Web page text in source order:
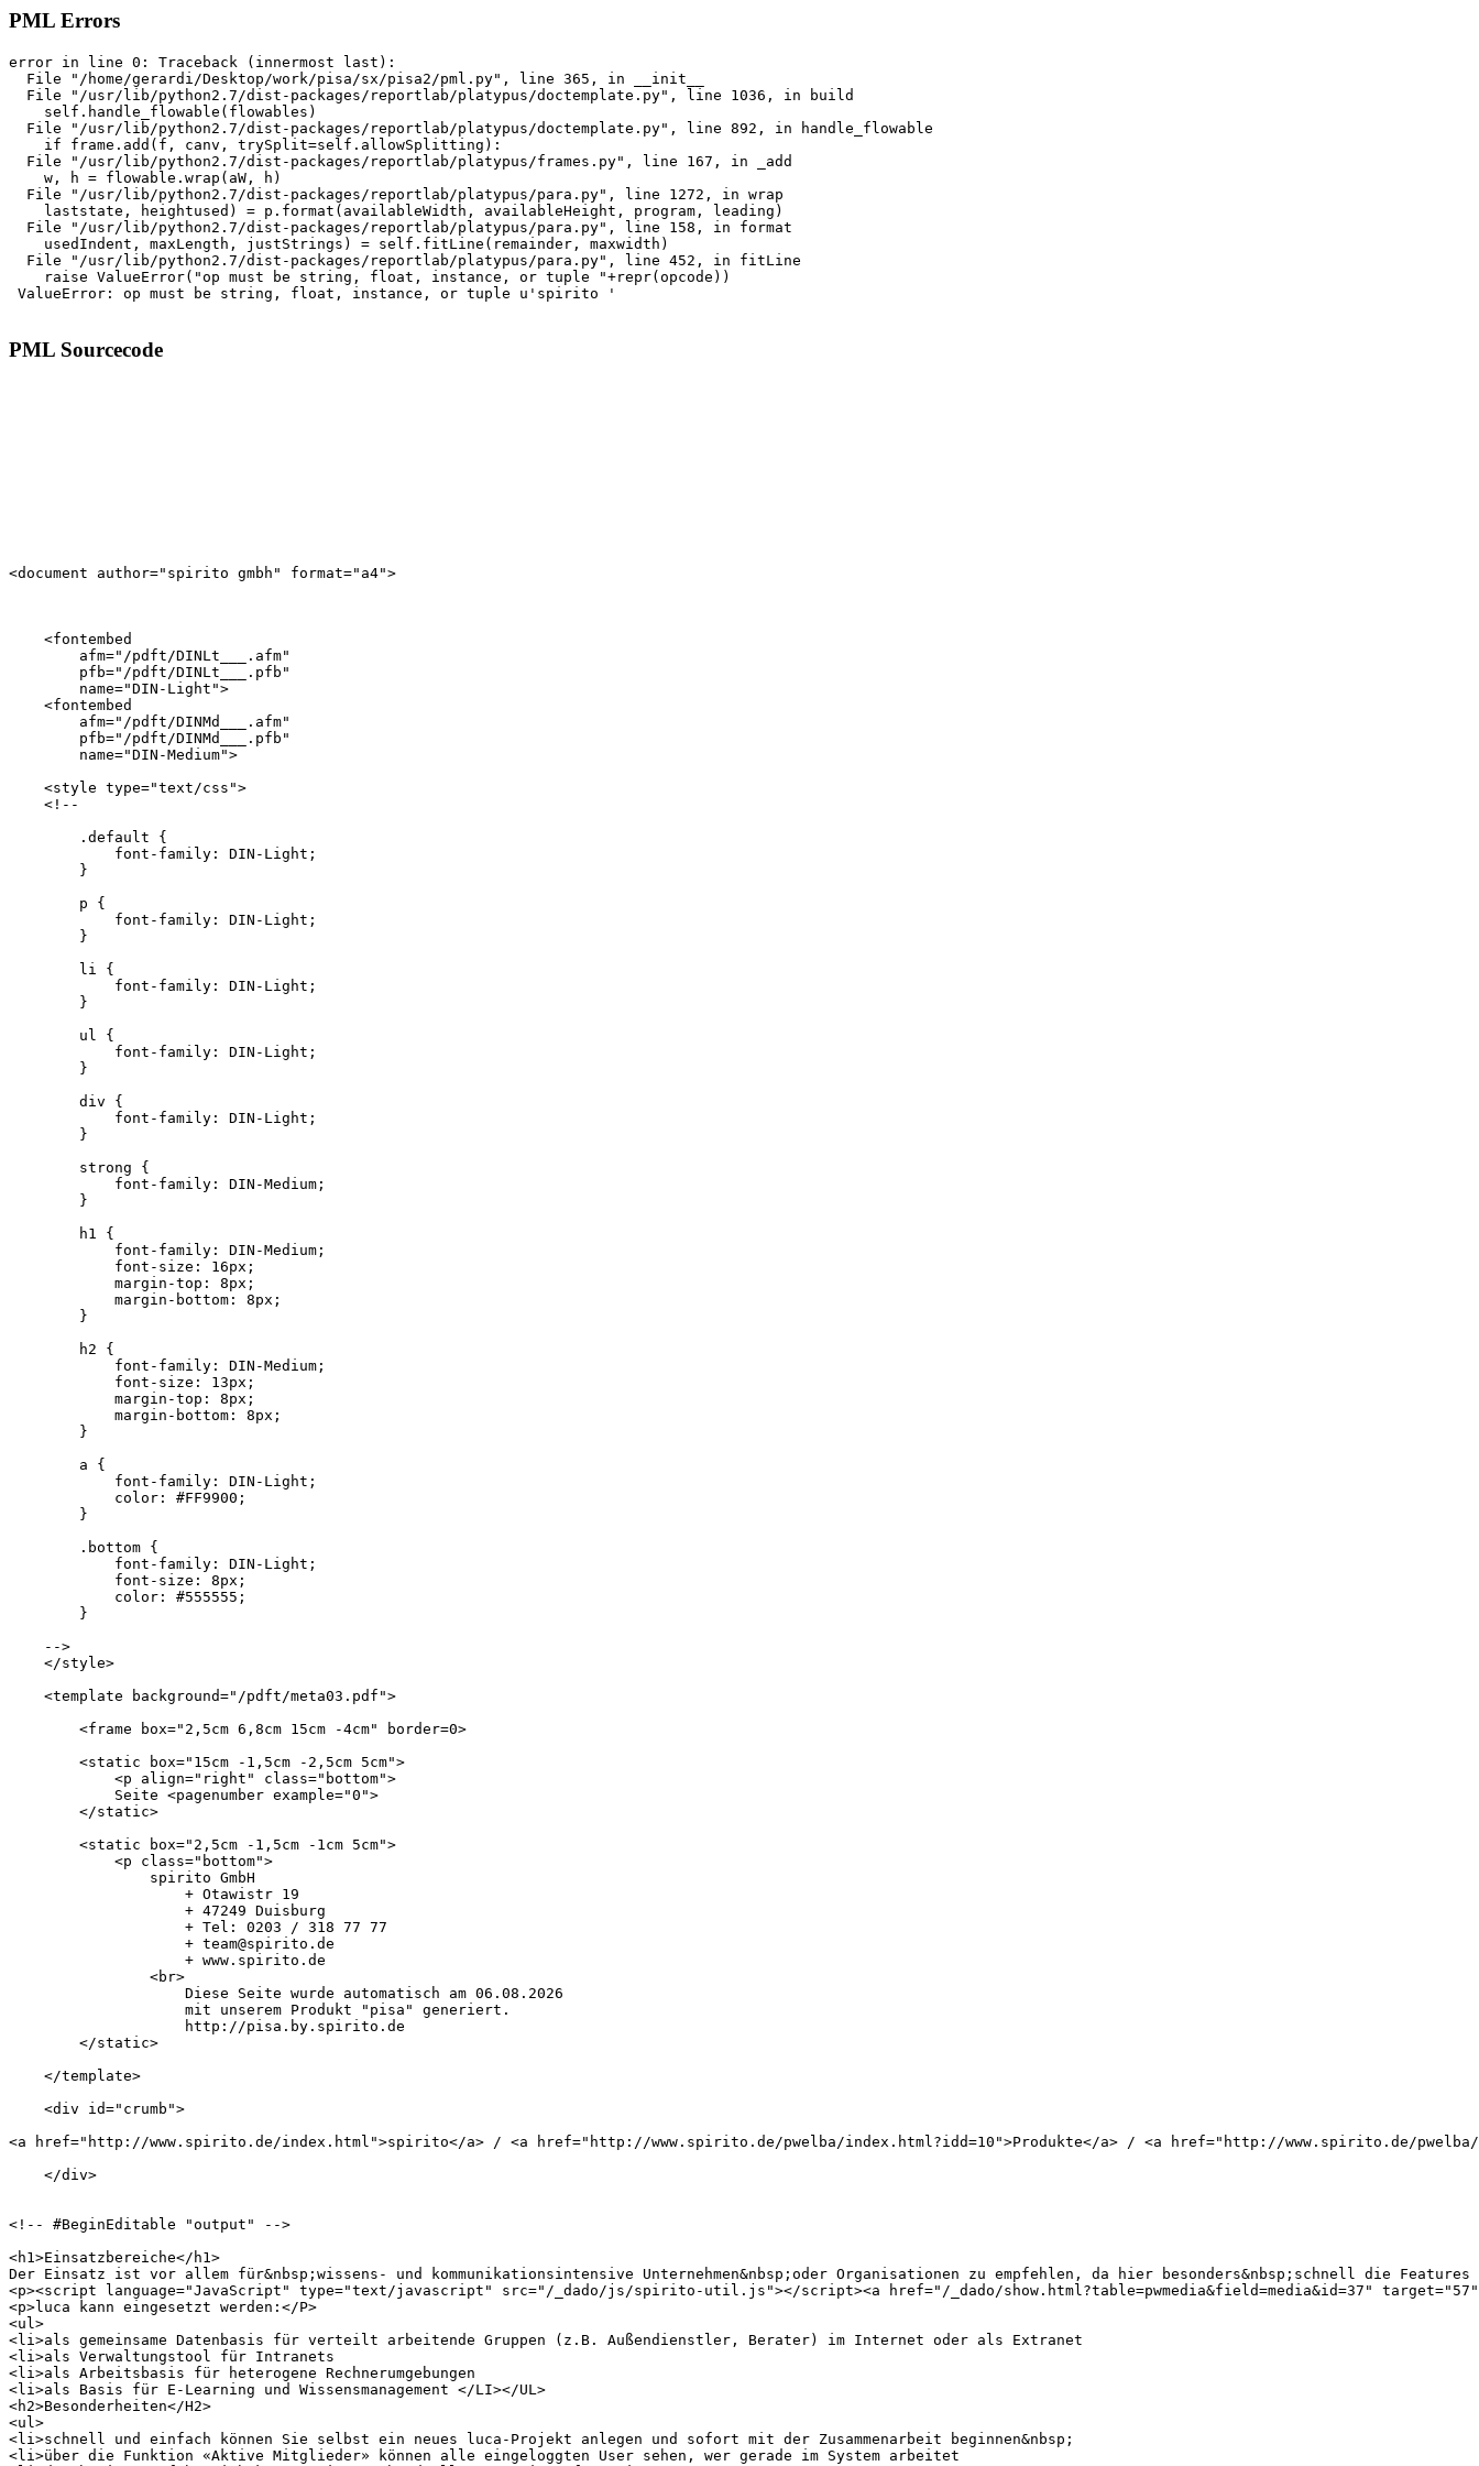
PML Errors
error in line 0: Traceback (innermost last):
  File "/home/gerardi/Desktop/work/pisa/sx/pisa2/pml.py", line 365, in __init__
  File "/usr/lib/python2.7/dist-packages/reportlab/platypus/doctemplate.py", line 1036, in build
    self.handle_flowable(flowables)
  File "/usr/lib/python2.7/dist-packages/reportlab/platypus/doctemplate.py", line 892, in handle_flowable
    if frame.add(f, canv, trySplit=self.allowSplitting):
  File "/usr/lib/python2.7/dist-packages/reportlab/platypus/frames.py", line 167, in _add
    w, h = flowable.wrap(aW, h)
  File "/usr/lib/python2.7/dist-packages/reportlab/platypus/para.py", line 1272, in wrap
    laststate, heightused) = p.format(availableWidth, availableHeight, program, leading)
  File "/usr/lib/python2.7/dist-packages/reportlab/platypus/para.py", line 158, in format
    usedIndent, maxLength, justStrings) = self.fitLine(remainder, maxwidth)
  File "/usr/lib/python2.7/dist-packages/reportlab/platypus/para.py", line 452, in fitLine
    raise ValueError("op must be string, float, instance, or tuple "+repr(opcode))
ValueError: op must be string, float, instance, or tuple u'spirito '
PML Sourcecode
<document author="spirito gmbh" format="a4">
    <fontembed
        afm="/pdft/DINLt___.afm"
        pfb="/pdft/DINLt___.pfb"
        name="DIN-Light">
    <fontembed
        afm="/pdft/DINMd___.afm"
        pfb="/pdft/DINMd___.pfb"
        name="DIN-Medium">
    <style type="text/css">
    <!--
        .default {
            font-family: DIN-Light;
        }
        p {
            font-family: DIN-Light;
        }
        li {
            font-family: DIN-Light;
        }
        ul {
            font-family: DIN-Light;
        }
        div {
            font-family: DIN-Light;
        }
        strong {
            font-family: DIN-Medium;
        }
        h1 {
            font-family: DIN-Medium;
            font-size: 16px;
            margin-top: 8px;
            margin-bottom: 8px;
        }
        h2 {
            font-family: DIN-Medium;
            font-size: 13px;
            margin-top: 8px;
            margin-bottom: 8px;
        }
        a {
            font-family: DIN-Light;
            color: #FF9900;
        }
        .bottom {
            font-family: DIN-Light;
            font-size: 8px;
            color: #555555;
        }
    -->
    </style>
    <template background="/pdft/meta03.pdf">
        <frame box="2,5cm 6,8cm 15cm -4cm" border=0>
        <static box="15cm -1,5cm -2,5cm 5cm">
            <p align="right" class="bottom">
            Seite <pagenumber example="0">
        </static>
        <static box="2,5cm -1,5cm -1cm 5cm">
            <p class="bottom">
                spirito GmbH
                    + Otawistr 19
                    + 47249 Duisburg
                    + Tel: 0203 / 318 77 77
                    + team@spirito.de
                    + www.spirito.de
                <br>
                    Diese Seite wurde automatisch am 06.08.2026
                    mit unserem Produkt "pisa" generiert.
                    http://pisa.by.spirito.de
        </static>
    </template>
    <div id="crumb">
<a href="http://www.spirito.de/index.html">spirito</a> / <a href="http://www.spirito.de/pwelba/index.html?idd=10">Produkte</a> / <a href="http://www.spirito.de/
    </div>
<!-- #BeginEditable "output" -->
<h1>Einsatzbereiche</h1>
Der Einsatz ist vor allem für&nbsp;wissens- und kommunikationsintensive Unternehmen&nbsp;oder Organisationen zu empfehlen, da hier besonders&nbsp;schnell die
<p><script language="JavaScript" type="text/javascript" src="/_dado/js/spirito-util.js"></script><a href="/_dado/show.html?table=pwmedia&field=media&id=37"
<p>luca kann eingesetzt werden:</P>
<ul>
<li>als gemeinsame Datenbasis für verteilt arbeitende Gruppen (z.B. Außendienstler, Berater) im Internet oder als Extranet
<li>als Verwaltungstool für Intranets
<li>als Arbeitsbasis für heterogene Rechnerumgebungen
<li>als Basis für E-Learning und Wissensmanagement </LI></UL>
<h2>Besonderheiten</H2>
<ul>
<li>schnell und einfach können Sie selbst ein neues luca-Projekt anlegen und sofort mit der Zusammenarbeit beginnen&nbsp;
<li>über die Funktion «Aktive Mitglieder» können alle eingeloggten User sehen, wer gerade im System arbeitet